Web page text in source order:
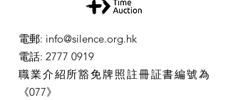
電郵: info@silence.org.hk
電話: 2777 0919
職業介紹所豁免牌照註冊証書編號為
《077》